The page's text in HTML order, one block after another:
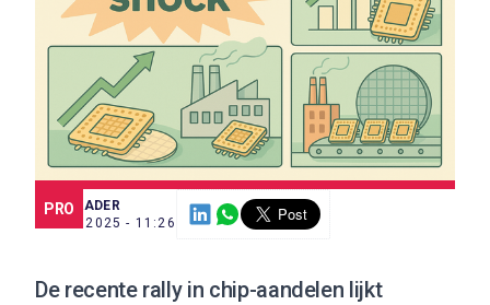
PRO
SCE TRADER
2 OKT. 2025 - 11:26
De recente rally in chip-aandelen lijkt